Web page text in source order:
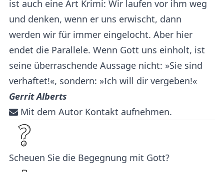
ist auch eine Art Krimi: Wir laufen vor ihm weg
und denken, wenn er uns erwischt, dann
werden wir für immer eingelocht. Aber hier
endet die Parallele. Wenn Gott uns einholt, ist
seine überraschende Aussage nicht: »Sie sind
verhaftet!«, sondern: »Ich will dir vergeben!«
Gerrit Alberts
Mit dem Autor Kontakt aufnehmen.
Scheuen Sie die Begegnung mit Gott?